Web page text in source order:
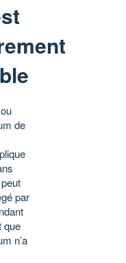
de
par
que
n’a